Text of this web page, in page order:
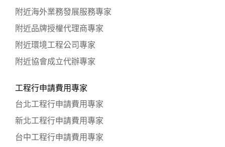
附近海外業務發展服務專家
附近品牌授權代理商專家
附近環境工程公司專家
附近協會成立代辦專家
工程行申請費用專家
台北工程行申請費用專家
新北工程行申請費用專家
台中工程行申請費用專家